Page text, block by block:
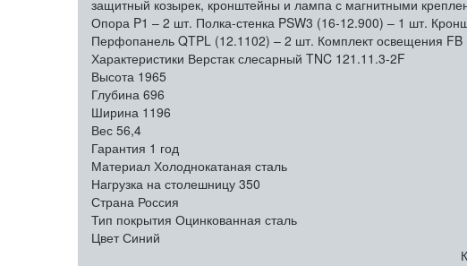
защитный козырек, кронштейны и лампа с магнитными
Опора P1 – 2 шт. Полка-стенка PSW3 (16-12.900) – 1 шт.
Перфопанель QTPL (12.1102) – 2 шт. Комплект освещения
Характеристики Верстак слесарный TNC 121.11.3-2F
Высота 1965
Глубина 696
Ширина 1196
Вес 56,4
Гарантия 1 год
Материал Холоднокатаная сталь
Нагрузка на столешницу 350
Страна Россия
Тип покрытия Оцинкованная сталь
Цвет Синий